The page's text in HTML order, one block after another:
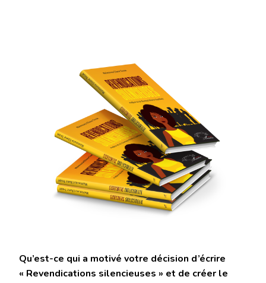
Qu’est-ce qui a motivé votre décision d’écrire
« Revendications silencieuses » et de créer le